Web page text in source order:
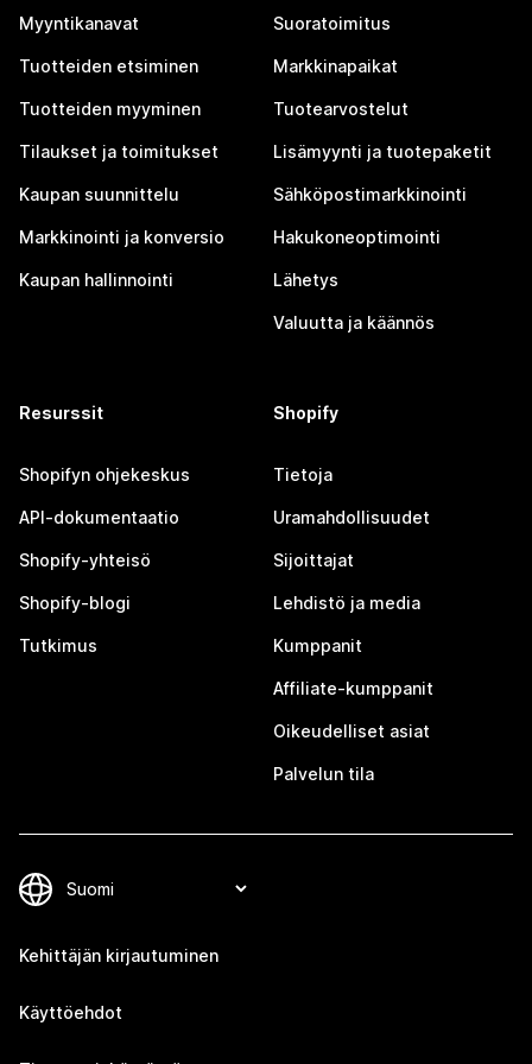
Myyntikanavat
Tuotteiden etsiminen
Tuotteiden myyminen
Tilaukset ja toimitukset
Kaupan suunnittelu
Markkinointi ja konversio
Kaupan hallinnointi
Suoratoimitus
Markkinapaikat
Tuotearvostelut
Lisämyynti ja tuotepaketit
Sähköpostimarkkinointi
Hakukoneoptimointi
Lähetys
Valuutta ja käännös
Resurssit
Shopifyn ohjekeskus
API-dokumentaatio
Shopify-yhteisö
Shopify-blogi
Tutkimus
Shopify
Tietoja
Uramahdollisuudet
Sijoittajat
Lehdistö ja media
Kumppanit
Affiliate-kumppanit
Oikeudelliset asiat
Palvelun tila
Kehittäjän kirjautuminen
Käyttöehdot